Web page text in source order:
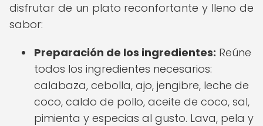
disfrutar de un plato reconfortante y lleno de
sabor:
Preparación de los ingredientes: Reúne
todos los ingredientes necesarios:
calabaza, cebolla, ajo, jengibre, leche de
coco, caldo de pollo, aceite de coco, sal,
pimienta y especias al gusto. Lava, pela y